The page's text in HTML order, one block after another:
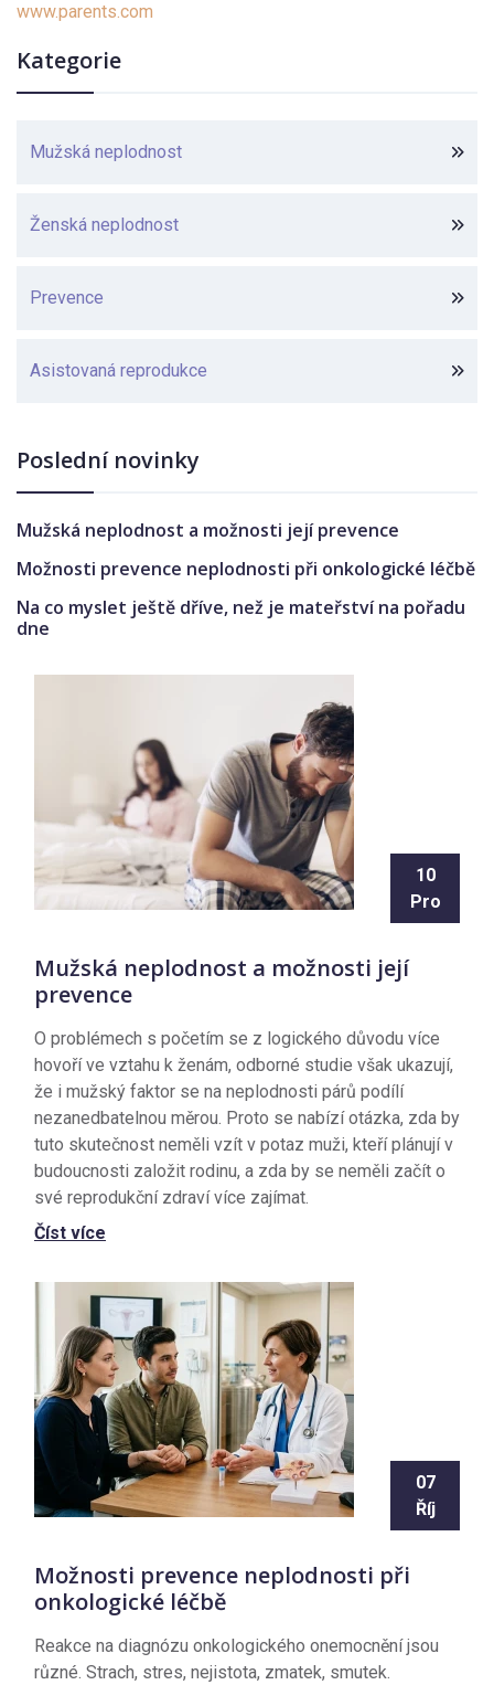
www.parents.com
Kategorie
Mužská neplodnost
Ženská neplodnost
Prevence
Asistovaná reprodukce
Poslední novinky
Mužská neplodnost a možnosti její prevence
Možnosti prevence neplodnosti při onkologické léčbě
Na co myslet ještě dříve, než je mateřství na pořadu
dne
10
Pro
Mužská neplodnost a možnosti její
prevence
O problémech s početím se z logického důvodu více
hovoří ve vztahu k ženám, odborné studie však ukazují,
že i mužský faktor se na neplodnosti párů podílí
nezanedbatelnou měrou. Proto se nabízí otázka, zda by
tuto skutečnost neměli vzít v potaz muži, kteří plánují v
budoucnosti založit rodinu, a zda by se neměli začít o
své reprodukční zdraví více zajímat.
Číst více
07
Říj
Možnosti prevence neplodnosti při
onkologické léčbě
Reakce na diagnózu onkologického onemocnění jsou
různé. Strach, stres, nejistota, zmatek, smutek.